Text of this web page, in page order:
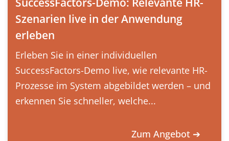
Szenarien live in der Anwendung
erleben
Erleben Sie in einer individuellen
SuccessFactors-Demo live, wie relevante HR-
Prozesse im System abgebildet werden – und
erkennen Sie schneller, welche...
Zum Angebot ➔